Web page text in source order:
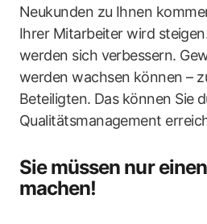
Neukunden zu Ihnen
Ihrer Mitarbeiter wird
werden sich verbessern.
werden wachsen können –
Beteiligten. Das können Sie
Qualitätsmanagement
Sie müssen nur
machen!